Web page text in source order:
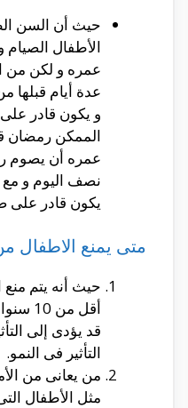
حيث أن السن
الأطفال
عمره و لكن من
عدة أيام قبلها
و يكون قادر
الممكن رمضان
عمره أن يصوم
نصف اليوم و
يكون قادر على
متى يمنع الاطفال
حيث أنه يتم
أقل
قد يؤدى إلى
التأثير فى النمو.
من يعانى من
مثل الأطفال